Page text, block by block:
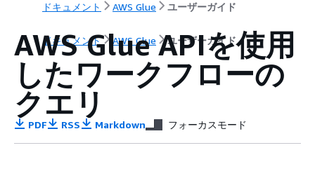
ドキュメント AWS Glue ユーザーガイド
ドキュメント AWS Glue ユーザーガイド
AWS Glue APIを使用
したワークフローの
クエリ
PDF RSS Markdown フォーカスモード